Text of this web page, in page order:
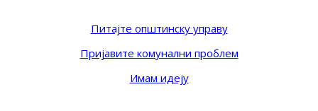
Питајте општинску управу
Пријавите комунални проблем
Имам идеју